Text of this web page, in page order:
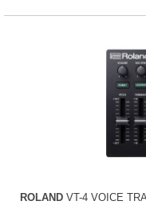
ROLAND VT-4 VOICE